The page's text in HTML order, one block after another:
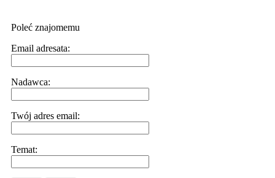
Poleć znajomemu
Email adresata:
Nadawca:
Twój adres email:
Temat: